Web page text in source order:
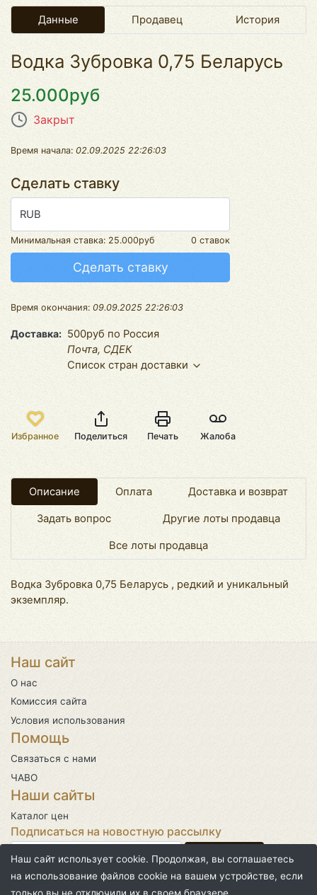
Данные Продавец История
Водка Зубровка 0,75 Беларусь
25.000руб
Закрыт
Время начала: 02.09.2025 22:26:03
Сделать ставку
RUB
Минимальная ставка: 25.000руб 0 ставок
Сделать ставку
Время окончания: 09.09.2025 22:26:03
Доставка
500руб по Россия
Почта, СДЕК
Список стран доставки
Избранное Поделиться Печать Жалоба
Описание Оплата Доставка и возврат
Задать вопрос Другие лоты продавца
Все лоты продавца
Водка Зубровка 0,75 Беларусь , редкий и уникальный
экземпляр.
Наш сайт
О нас
Комиссия сайта
Условия использования
Помощь
Связаться с нами
ЧАВО
Наши сайты
Каталог цен
Подписаться на новостную рассылку
Наш сайт использует cookie. Продолжая, вы соглашаетесь
на использование файлов cookie на вашем устройстве, если